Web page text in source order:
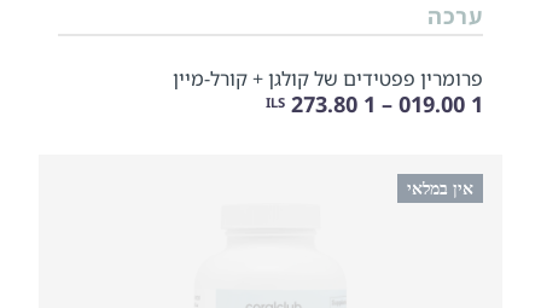
ערכה
פרומרין פפטידים של קולגן + קורל-מיין
1 019.00 – 1 273.80
ILS
אין במלאי